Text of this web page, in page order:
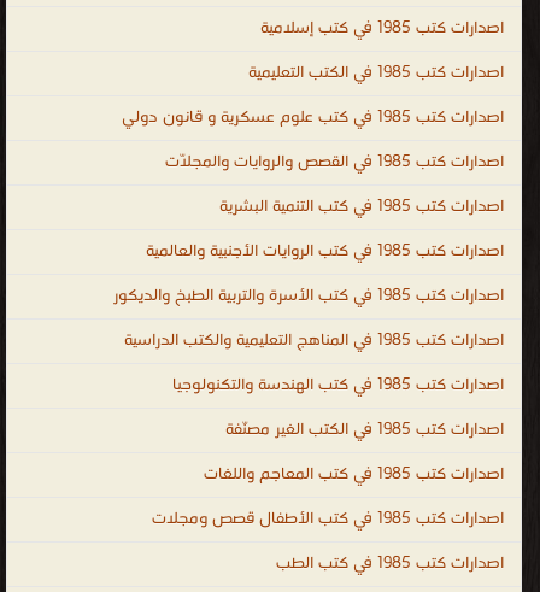
مكتبة كتب الكترونية ، مادة تقنيات الانترنت ، تقنيات الانترنت المتقدمة
الكتب ، اكبر مكتبة كتب PDF ، كتب الشبكات ، كتب الانترنت ، كتب
حاسوبية عامة ، كتب تقنية الكترونية ، اشهر الكتب التقنية ، المكتبة
التقنية الالكترونية ، كتب تقنية مترجمة ، كتب تقنية عالمية ، كتب تقنية
اجنبية ، كتب تقنية بالانجليزية ، كتب تقنية بالفرنسية ، كتب تقنية
بالروسية ، كتب تقنية بالالمانية ، كتب تقنية لغات ، technical books ،
online shopping ، free technical books online to download ،
technical books online free ، demille technical books ، technical
المعلومات
اصدارات كتب 1985 في كتب إسلامية
اصدارات كتب 1985 في الكتب التعليمية
اصدارات كتب 1985 في كتب علوم عسكرية و قانون دولي
اصدارات كتب 1985 في القصص والروايات والمجلّات
اصدارات كتب 1985 في كتب التنمية البشرية
اصدارات كتب 1985 في كتب الروايات الأجنبية والعالمية
اصدارات كتب 1985 في كتب الأسرة والتربية الطبخ والديكور
اصدارات كتب 1985 في المناهج التعليمية والكتب الدراسية
اصدارات كتب 1985 في كتب الهندسة والتكنولوجيا
اصدارات كتب 1985 في الكتب الغير مصنّفة
اصدارات كتب 1985 في كتب المعاجم واللغات
اصدارات كتب 1985 في كتب الأطفال قصص ومجلات
اصدارات كتب 1985 في كتب الطب